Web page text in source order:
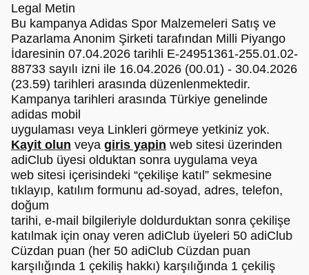
Legal Metin
Bu kampanya Adidas Spor Malzemeleri Satış ve
Pazarlama Anonim Şirketi tarafından Milli Piyango
İdaresinin 07.04.2026 tarihli E-24951361-255.01.02-
88733 sayılı izni ile 16.04.2026 (00.01) - 30.04.2026
(23.59) tarihleri arasında düzenlenmektedir.
Kampanya tarihleri arasında Türkiye genelinde
adidas mobil
uygulaması veya Linkleri görmeye yetkiniz yok.
Kayit olun veya giris yapin web sitesi üzerinden
adiClub üyesi olduktan sonra uygulama veya
web sitesi içerisindeki “çekilişe katıl” sekmesine
tıklayıp, katılım formunu ad-soyad, adres, telefon,
doğum
tarihi, e-mail bilgileriyle doldurduktan sonra çekilişe
katılmak için onay veren adiClub üyeleri 50 adiClub
Cüzdan puan (her 50 adiClub Cüzdan puan
karşılığında 1 çekiliş hakkı) karşılığında 1 çekiliş